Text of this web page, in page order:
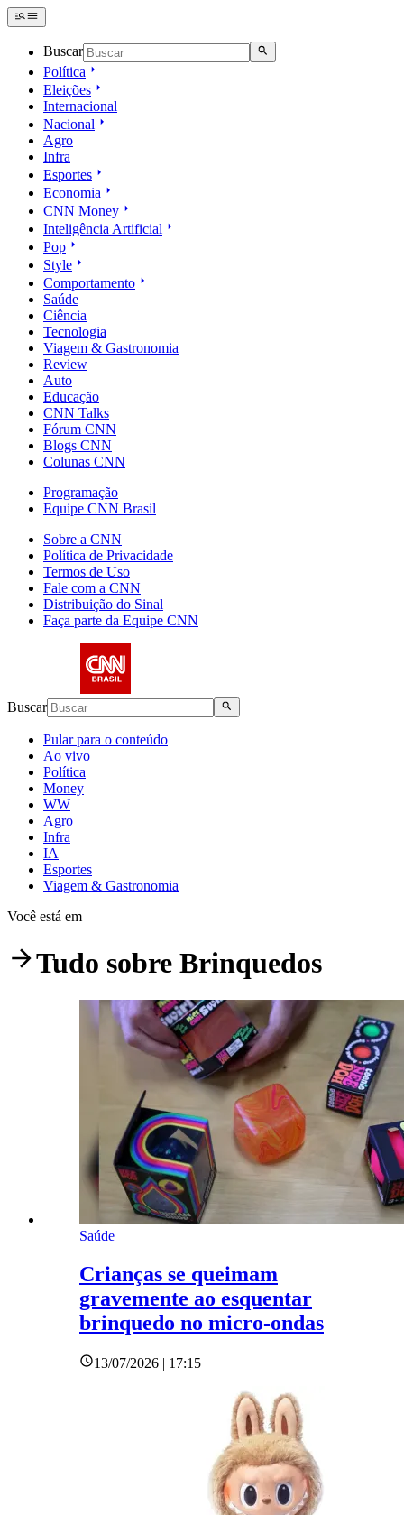
Buscar
Política
Eleições
Internacional
Nacional
Agro
Infra
Esportes
Economia
CNN Money
Inteligência Artificial
Pop
Style
Comportamento
Saúde
Ciência
Tecnologia
Viagem & Gastronomia
Review
Auto
Educação
CNN Talks
Fórum CNN
Blogs CNN
Colunas CNN
Programação
Equipe CNN Brasil
Sobre a CNN
Política de Privacidade
Termos de Uso
Fale com a CNN
Distribuição do Sinal
Faça parte da Equipe CNN
Buscar
Pular para o conteúdo
Ao vivo
Política
Money
WW
Agro
Infra
IA
Esportes
Viagem & Gastronomia
Você está em
Tudo sobre Brinquedos
Saúde
Crianças se queimam
gravemente ao esquentar
brinquedo no micro-ondas
13/07/2026 | 17:15